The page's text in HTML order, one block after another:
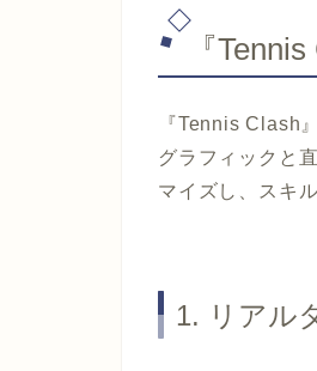
『
『Tennis Clash
グラフィックと
マイズし、スキ
1. リアル